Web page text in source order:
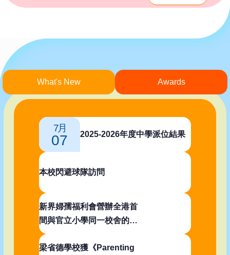
What's New Awards
7月
07 2025-2026年度中學派位結果
本校閃避球隊訪問
新界婦孺福利會營辦全港首
間與官立小學同一校舍的幼
稚園即將啟航！
梁省德學校獲《Parenting